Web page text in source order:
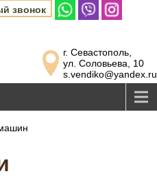
звонок
г. Севастополь,
ул. Соловьева, 10
s.vendiko@yandex.ru